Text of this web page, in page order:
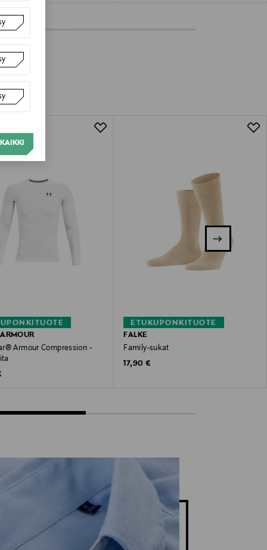
Armour Compression -
ETUKUPONKITUOTE
FALKE
Family-sukat
Original Price
17,90 €